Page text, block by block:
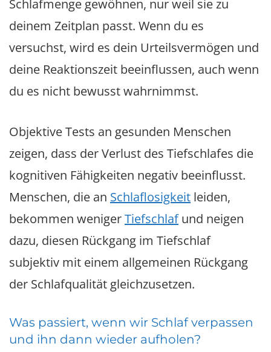
Schlafmenge gewöhnen, nur weil sie zu
deinem Zeitplan passt. Wenn du es
versuchst, wird es dein Urteilsvermögen und
deine Reaktionszeit beeinflussen, auch wenn
du es nicht bewusst wahrnimmst.
Objektive Tests an gesunden Menschen
zeigen, dass der Verlust des Tiefschlafes die
kognitiven Fähigkeiten negativ beeinflusst.
Menschen, die an Schlaflosigkeit leiden,
bekommen wenigerTiefschlafund neigen
dazu, diesen Rückgang im Tiefschlaf
subjektiv mit einem allgemeinen Rückgang
der Schlafqualität gleichzusetzen.
Was passiert, wenn wir Schlaf verpassen
und ihn dann wieder aufholen?